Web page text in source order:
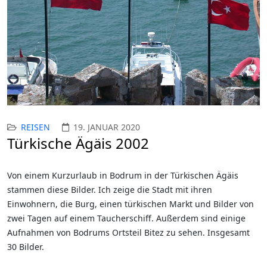
REISEN 19. JANUAR 2020
Türkische Ägäis 2002
Von einem Kurzurlaub in Bodrum in der Türkischen Ägäis
stammen diese Bilder. Ich zeige die Stadt mit ihren
Einwohnern, die Burg, einen türkischen Markt und Bilder von
zwei Tagen auf einem Taucherschiff. Außerdem sind einige
Aufnahmen von Bodrums Ortsteil Bitez zu sehen. Insgesamt
30 Bilder.